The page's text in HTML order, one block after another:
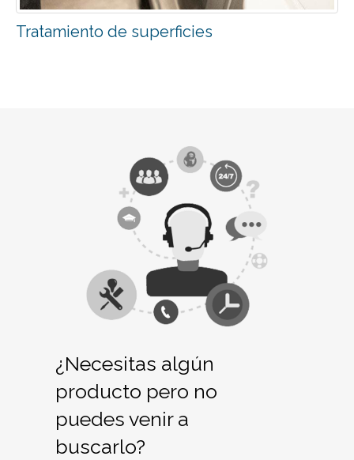
Tratamiento de superficies
¿Necesitas algún
producto pero no
puedes venir a
buscarlo?